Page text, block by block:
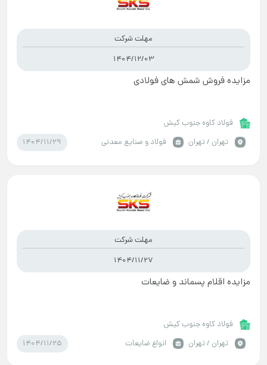
مهلت شرکت
1404/12/03
مزایده فروش شمش های فولادی
فولاد کاوه جنوب کیش
تهران / تهران
فولاد و صنایع معدنی 1404/11/29
مهلت شرکت
1404/11/27
مزایده اقلام پسماند و ضایعات
فولاد کاوه جنوب کیش
تهران / تهران
انواع ضایعات 1404/11/25